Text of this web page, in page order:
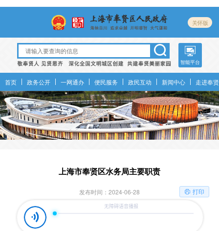
关怀版
智能平台
首页 政务公开 一网通办 便民服务 政民互动 新闻中心 走进奉贤
上海市奉贤区水务局主要职责
发布时间：2024-06-28 打印